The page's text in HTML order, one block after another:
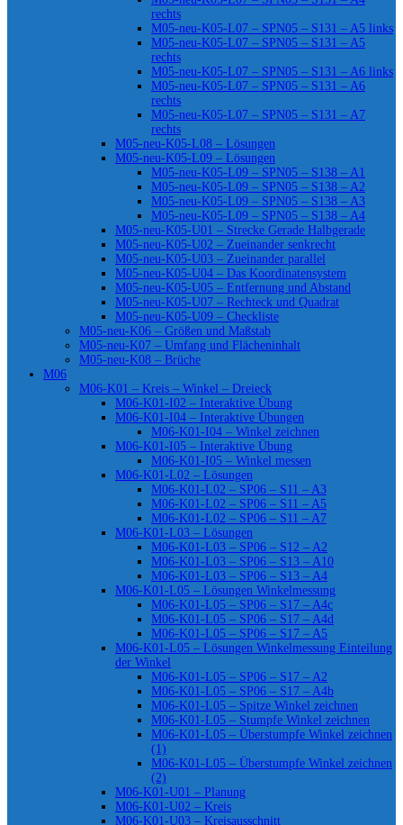
rechts
M05-neu-K05-L07 – SPN05 – S131 – A5 links
M05-neu-K05-L07 – SPN05 – S131 – A5
rechts
M05-neu-K05-L07 – SPN05 – S131 – A6 links
M05-neu-K05-L07 – SPN05 – S131 – A6
rechts
M05-neu-K05-L07 – SPN05 – S131 – A7
rechts
M05-neu-K05-L08 – Lösungen
M05-neu-K05-L09 – Lösungen
M05-neu-K05-L09 – SPN05 – S138 – A1
M05-neu-K05-L09 – SPN05 – S138 – A2
M05-neu-K05-L09 – SPN05 – S138 – A3
M05-neu-K05-L09 – SPN05 – S138 – A4
M05-neu-K05-U01 – Strecke Gerade Halbgerade
M05-neu-K05-U02 – Zueinander senkrecht
M05-neu-K05-U03 – Zueinander parallel
M05-neu-K05-U04 – Das Koordinatensystem
M05-neu-K05-U05 – Entfernung und Abstand
M05-neu-K05-U07 – Rechteck und Quadrat
M05-neu-K05-U09 – Checkliste
M05-neu-K06 – Größen und Maßstab
M05-neu-K07 – Umfang und Flächeninhalt
M05-neu-K08 – Brüche
M06
M06-K01 – Kreis – Winkel – Dreieck
M06-K01-I02 – Interaktive Übung
M06-K01-I04 – Interaktive Übungen
M06-K01-I04 – Winkel zeichnen
M06-K01-I05 – Interaktive Übung
M06-K01-I05 – Winkel messen
M06-K01-L02 – Lösungen
M06-K01-L02 – SP06 – S11 – A3
M06-K01-L02 – SP06 – S11 – A5
M06-K01-L02 – SP06 – S11 – A7
M06-K01-L03 – Lösungen
M06-K01-L03 – SP06 – S12 – A2
M06-K01-L03 – SP06 – S13 – A10
M06-K01-L03 – SP06 – S13 – A4
M06-K01-L05 – Lösungen Winkelmessung
M06-K01-L05 – SP06 – S17 – A4c
M06-K01-L05 – SP06 – S17 – A4d
M06-K01-L05 – SP06 – S17 – A5
M06-K01-L05 – Lösungen Winkelmessung Einteilung
der Winkel
M06-K01-L05 – SP06 – S17 – A2
M06-K01-L05 – SP06 – S17 – A4b
M06-K01-L05 – Spitze Winkel zeichnen
M06-K01-L05 – Stumpfe Winkel zeichnen
M06-K01-L05 – Überstumpfe Winkel zeichnen
(1)
M06-K01-L05 – Überstumpfe Winkel zeichnen
(2)
M06-K01-U01 – Planung
M06-K01-U02 – Kreis
M06-K01-U03 – Kreisausschnitt